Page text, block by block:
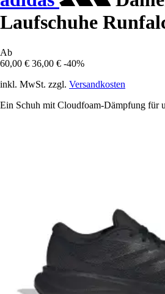
Laufschuhe
Ab
60,00 € 36,00 € -40%
inkl. MwSt. zzgl. Versandkosten
Ein Schuh mit Cloudfoam-Dämpfung für